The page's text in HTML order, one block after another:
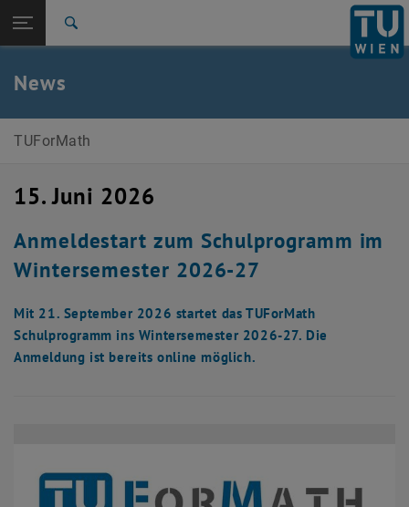
TU Login
Quicklinks
Quicklinks-Menü umschalten
Studium
Zur 1. Menü Ebene
TUForMath
News
News
TUForMath
15. Juni 2026
Anmeldestart zum Schulprogramm im
Wintersemester 2026-27
Mit 21. September 2026 startet das TUForMath
Schulprogramm ins Wintersemester 2026-27. Die
Anmeldung ist bereits online möglich.